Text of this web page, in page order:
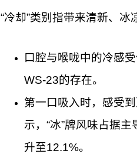
“冷却”类别指带来清新、
口腔与喉咙中的冷感
WS-23的存在。
第一口吸入时，感受到
示，“冰”牌风味占据
升至12.1%。